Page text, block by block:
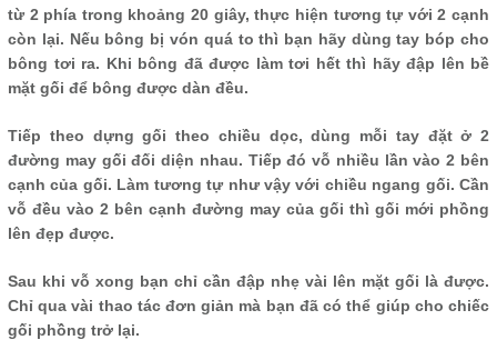
từ 2 phía trong khoảng 20 giây, thực hiện tương tự với 2 cạnh
còn lại. Nếu bông bị vón quá to thì bạn hãy dùng tay bóp cho
bông tơi ra. Khi bông đã được làm tơi hết thì hãy đập lên bề
mặt gối để bông được dàn đều.
Tiếp theo dựng gối theo chiều dọc, dùng mỗi tay đặt ở 2
đường may gối đối diện nhau. Tiếp đó vỗ nhiều lần vào 2 bên
cạnh của gối. Làm tương tự như vậy với chiều ngang gối. Cần
vỗ đều vào 2 bên cạnh đường may của gối thì gối mới phồng
lên đẹp được.
Sau khi vỗ xong bạn chỉ cần đập nhẹ vài lên mặt gối là được.
Chỉ qua vài thao tác đơn giản mà bạn đã có thể giúp cho chiếc
gối phồng trở lại.